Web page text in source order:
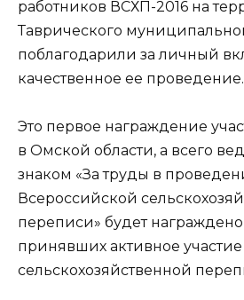
работников ВСХП-2016 на
Таврического
поблагодарили за личный
качественное ее проведение.
Это первое награждение
в Омской области, а всего
знаком «За труды в
Всероссийской
переписи» будет
принявших активное
сельскохозяйственной